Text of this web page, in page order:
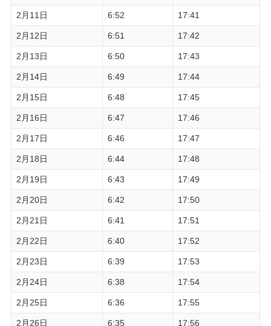
2月11日 6:52 17:41
2月12日 6:51 17:42
2月13日 6:50 17:43
2月14日 6:49 17:44
2月15日 6:48 17:45
2月16日 6:47 17:46
2月17日 6:46 17:47
2月18日 6:44 17:48
2月19日 6:43 17:49
2月20日 6:42 17:50
2月21日 6:41 17:51
2月22日 6:40 17:52
2月23日 6:39 17:53
2月24日 6:38 17:54
2月25日 6:36 17:55
2月26日 6:35 17:56